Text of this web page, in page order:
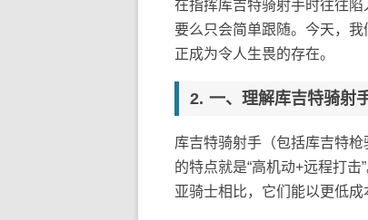
在指挥库吉特骑射手时往往
要么只会简单跟随。今天，
正成为令人生畏的存在。
一、理解库吉特骑射
库吉特骑射手（包括库吉特
的特点就是“高机动+远程打
亚骑士相比，它们能以更低成